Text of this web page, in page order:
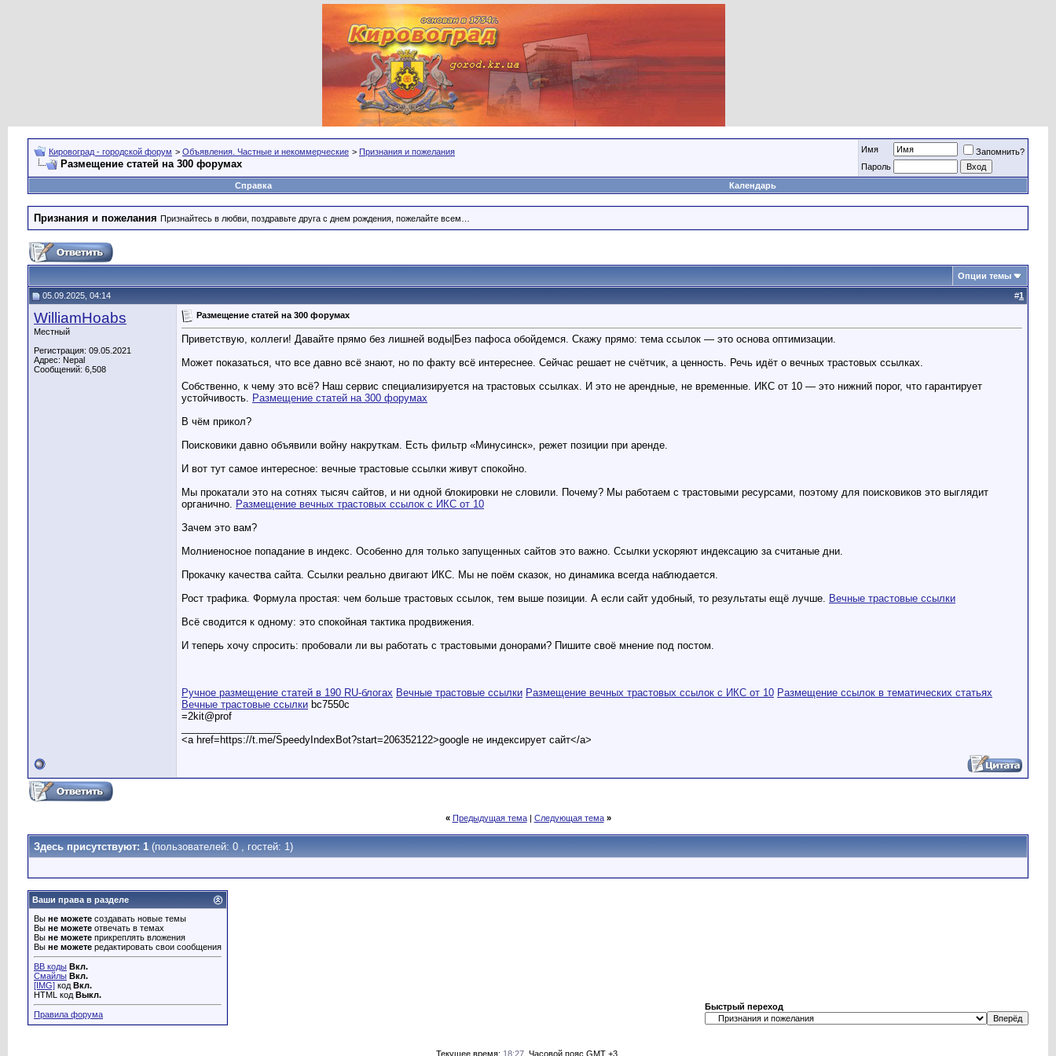
Кировоград - городской форум > Объявления. Частные и некоммерческие > Признания и пожелания
Размещение статей на 300 форумах
Имя
Запомнить?
Пароль
Справка
Календарь
Признания и пожелания Признайтесь в любви, поздравьте друга с днем рождения, пожелайте всем…
Опции темы
05.09.2025, 04:14 #1
WilliamHoabs
Местный
Регистрация: 09.05.2021
Адрес: Nepal
Сообщений: 6,508
Размещение статей на 300 форумах
Приветствую, коллеги! Давайте прямо без лишней воды|Без пафоса обойдемся. Скажу прямо: тема ссылок — это основа оптимизации.
Может показаться, что все давно всё знают, но по факту всё интереснее. Сейчас решает не счётчик, а ценность. Речь идёт о вечных трастовых ссылках.
Собственно, к чему это всё? Наш сервис специализируется на трастовых ссылках. И это не арендные, не временные. ИКС от 10 — это нижний порог, что гарантирует
устойчивость. Размещение статей на 300 форумах
В чём прикол?
Поисковики давно объявили войну накруткам. Есть фильтр «Минусинск», режет позиции при аренде.
И вот тут самое интересное: вечные трастовые ссылки живут спокойно.
Мы прокатали это на сотнях тысяч сайтов, и ни одной блокировки не словили. Почему? Мы работаем с трастовыми ресурсами, поэтому для поисковиков это выглядит
органично. Размещение вечных трастовых ссылок с ИКС от 10
Зачем это вам?
Молниеносное попадание в индекс. Особенно для только запущенных сайтов это важно. Ссылки ускоряют индексацию за считаные дни.
Прокачку качества сайта. Ссылки реально двигают ИКС. Мы не поём сказок, но динамика всегда наблюдается.
Рост трафика. Формула простая: чем больше трастовых ссылок, тем выше позиции. А если сайт удобный, то результаты ещё лучше. Вечные трастовые ссылки
Всё сводится к одному: это спокойная тактика продвижения.
И теперь хочу спросить: пробовали ли вы работать с трастовыми донорами? Пишите своё мнение под постом.
Ручное размещение статей в 190 RU-блогах Вечные трастовые ссылки Размещение вечных трастовых ссылок с ИКС от 10 Размещение ссылок в тематических статьях
Вечные трастовые ссылки bc7550c
=2kit@prof
<a href=https://t.me/SpeedyIndexBot?start=206352122>google не индексирует сайт</a>
« Предыдущая тема| Следующая тема »
Здесь присутствуют: 1 (пользователей: 0 , гостей: 1)
Ваши права в разделе
Вы не можете создавать новые темы
Вы не можете отвечать в темах
Вы не можете прикреплять вложения
Вы не можете редактировать свои сообщения
BB коды Вкл.
Смайлы Вкл.
[IMG] код Вкл.
HTML код Выкл.
Правила форума
Быстрый переход
Текущее время: 18:27 . Часовой пояс GMT +3.